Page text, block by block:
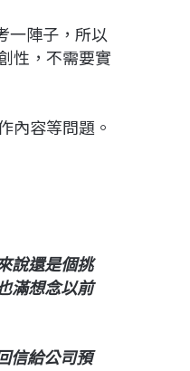
一陣子，所以
性，不需要實
內容等問題。
說還是個挑
滿想念以前
信給公司預